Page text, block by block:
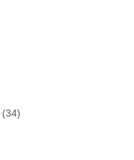
(34)